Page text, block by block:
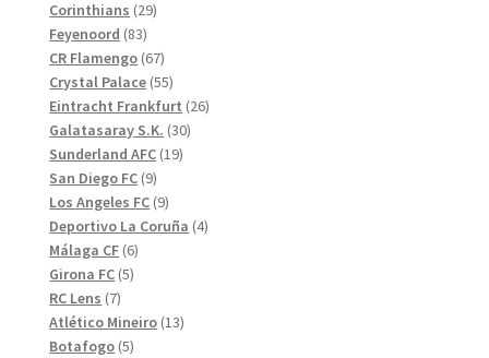
Corinthians 2929
Feyenoord 8383
produkter
CR Flamengo 6767
produkter
Crystal Palace 5555
produkter
Eintracht Frankfurt 2626
Galatasaray S.K. 3030
Sunderland AFC 1919
San Diego FC 99
produkter
Los Angeles FC 99
produkter
Deportivo La Coruña 44
Málaga CF 66
Girona FC 55
RC Lens 77
produkter
Atlético Mineiro 1313
Botafogo 55